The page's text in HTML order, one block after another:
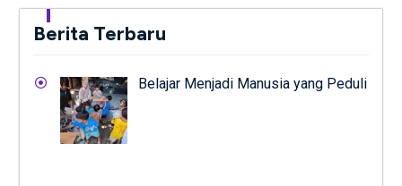
Berita Terbaru
Belajar Menjadi Manusia yang Peduli